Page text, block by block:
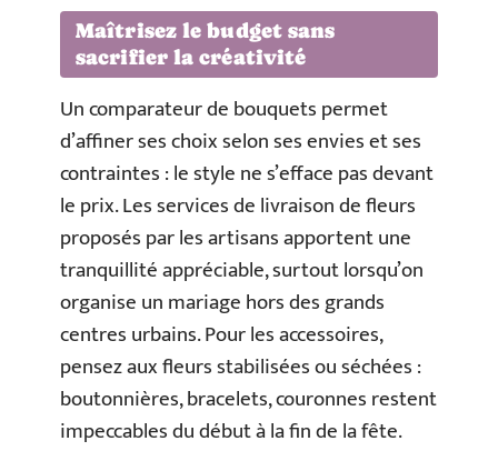
Maîtrisez le budget sans
sacrifier la créativité
Un comparateur de bouquets permet
d’affiner ses choix selon ses envies et ses
contraintes : le style ne s’efface pas devant
le prix. Les services de livraison de fleurs
proposés par les artisans apportent une
tranquillité appréciable, surtout lorsqu’on
organise un mariage hors des grands
centres urbains. Pour les accessoires,
pensez aux fleurs stabilisées ou séchées :
boutonnières, bracelets, couronnes restent
impeccables du début à la fin de la fête.